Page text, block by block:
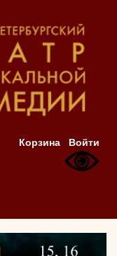
Корзина Войти